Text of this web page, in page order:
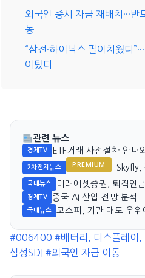
외국인 증시 자금 재배치···반
동
“삼전·하이닉스 팔아치웠다
아탔다
관련 뉴스
경제TV ETF거래 사전절차 안내
2차전지뉴스 PREMIUM
Skyfly,
OEM
국내뉴스
미래에셋증권, 퇴직연
산관리 선도
경제TV 중국 AI 산업 전망 분석
국내뉴스 코스피, 기관 매도 우
#006400 #배터리, 디스플레이,
삼성SDI #외국인 자금 이동